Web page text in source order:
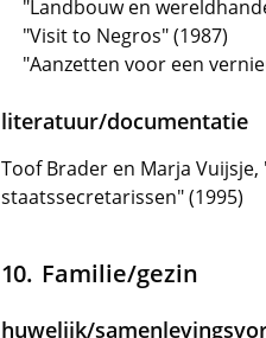
"Landbouw en
"Visit to Negros" (1987)
"Aanzetten voor een
literatuur/documentatie
Toof Brader en Marja
staatssecretarissen" (1995)
Familie/gezin
huwelijk/